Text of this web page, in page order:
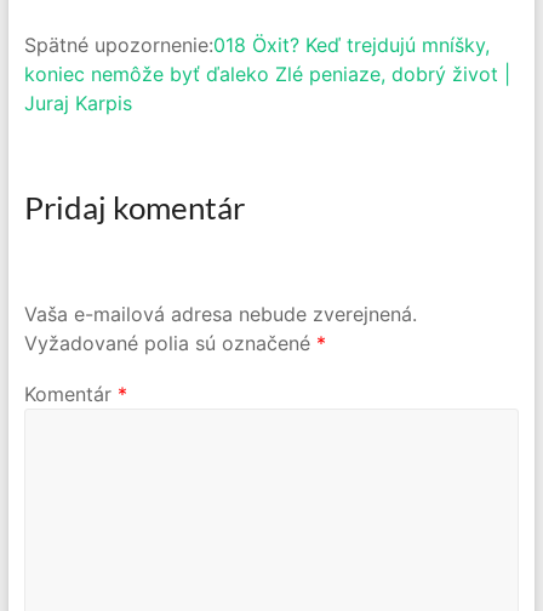
Spätné upozornenie:018 Öxit? Keď trejdujú mníšky,
koniec nemôže byť ďaleko Zlé peniaze, dobrý život |
Juraj Karpis
Pridaj komentár
Vaša e-mailová adresa nebude zverejnená.
Vyžadované polia sú označené *
Komentár *